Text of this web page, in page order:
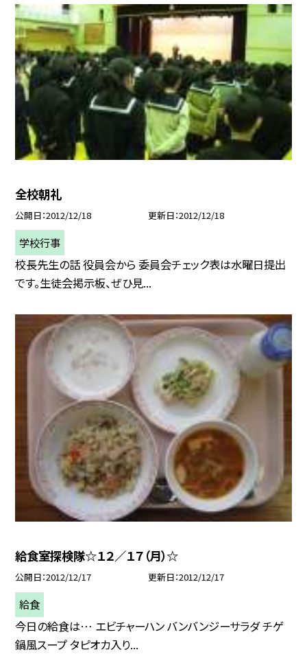
全校朝礼
公開日 2012/12/18 更新日 2012/12/18
学校行事
校長先生の話 役員会から 委員会チェック表は水曜日提出
です。生徒会掲示板、ぜひ見...
給食室探検隊☆１２／１７（月）☆
公開日 2012/12/17 更新日 2012/12/17
給食
今日の給食は… エビチャーハン バンバンジーサラダ チゲ
鍋風スープ タピオカ入り...